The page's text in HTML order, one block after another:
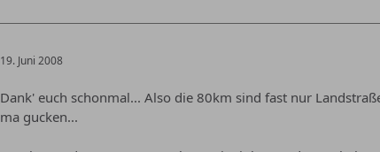
19. Juni 2008
Dank' euch schonmal... Also die 80km sind fast nur
ma gucken...